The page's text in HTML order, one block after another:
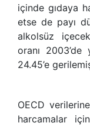
içinde gıdaya
etse de payı
alkolsüz
oranı
24.45’e
OECD
harcamalar